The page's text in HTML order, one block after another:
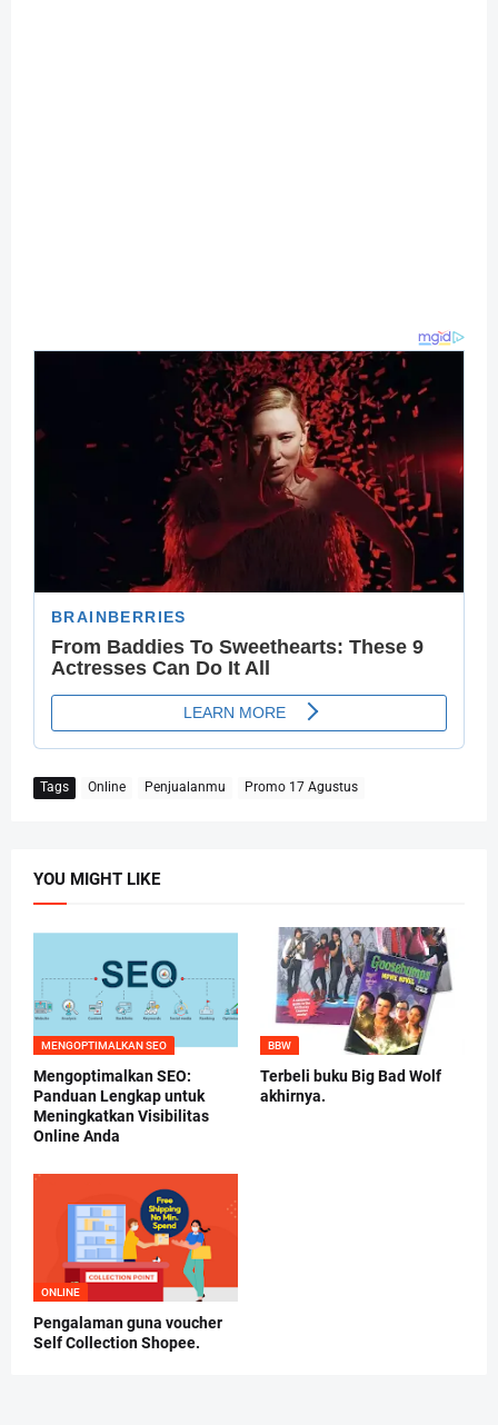
Tags Online Penjualanmu Promo 17 Agustus
YOU MIGHT LIKE
MENGOPTIMALKAN SEO
Mengoptimalkan SEO:
Panduan Lengkap untuk
Meningkatkan Visibilitas
Online Anda
BBW
Terbeli buku Big Bad Wolf
akhirnya.
ONLINE
Pengalaman guna voucher
Self Collection Shopee.